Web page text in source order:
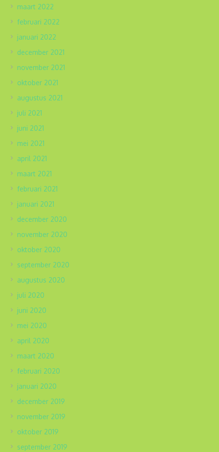
maart 2022
februari 2022
januari 2022
december 2021
november 2021
oktober 2021
augustus 2021
juli 2021
juni 2021
mei 2021
april 2021
maart 2021
februari 2021
januari 2021
december 2020
november 2020
oktober 2020
september 2020
augustus 2020
juli 2020
juni 2020
mei 2020
april 2020
maart 2020
februari 2020
januari 2020
december 2019
november 2019
oktober 2019
september 2019